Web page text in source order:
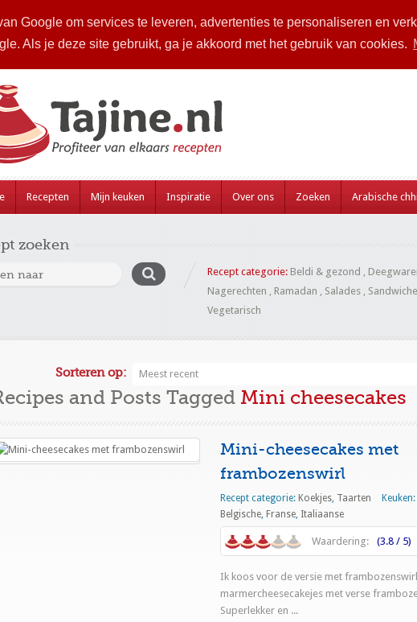
Google om services te leveren, advertenties te personaliseren en
Als je deze site gebruikt, ga je akkoord met het gebruik van cookies.
Recepten Mijn keuken Inspiratie Over ons Zoeken Arabische
zoeken
Recept categorie: Beldi & gezond ,
Nagerechten , Ramadan , Salades ,
Vegetarisch
Sorteren op: Meest recent
and Posts Tagged Mini cheesecakes
Mini-cheesecakes met
frambozenswirl
Recept categorie: Koekjes Taarten Keuken:
Belgische Franse Italiaanse
Waardering: (3.8 / 5)
Ik koos voor de versie met
marmercheesecakejes met verse
Superlekker en ...